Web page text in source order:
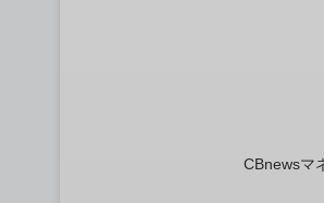
CBnewsマ